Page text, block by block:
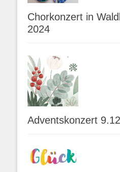
Chorkonzert in
2024
Adventskonzert